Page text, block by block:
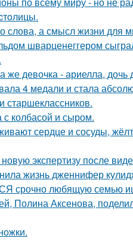
слова, а смысл жизни для
шварценеггером
же девочка - ариелла,
4 медали и стала
старшеклассников.
с колбасой и сыром.
сердце и сосуды,
экспертизу после
жизнь дженнифер
срочно любящую семью
Полина Аксенова,